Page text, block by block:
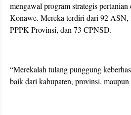
mengawal program strategis
Konawe. Mereka terdiri dari 92 ASN,
PPPK Provinsi, dan 73 CPNSD.
“Merekalah tulang punggung
baik dari kabupaten, provinsi,